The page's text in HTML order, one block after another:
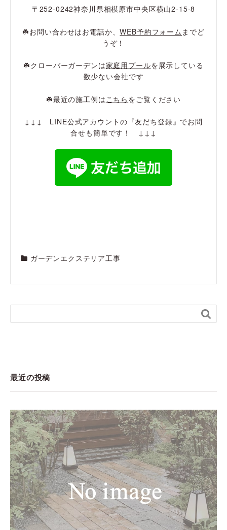
〒252-0242神奈川県相模原市中央区横山2-15-8
☘️お問い合わせはお電話か、WEB予約フォーム までど
うぞ！
☘️クローバーガーデンは家庭用プールを展示している
数少ない会社です
☘️最近の施工例は こちら をご覧ください
↓↓↓ LINE公式アカウントの『友だち登録』でお問
合せも簡単です！ ↓↓↓
ガーデンエクステリア工事

最近の投稿